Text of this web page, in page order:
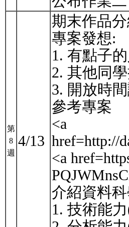
第
8
週
4/13
期末作品
專案發想:
1. 有點子
2. 其他同
3. 開放時
參考專案
<a
href=http://
<a
介紹資料
1. 技術能